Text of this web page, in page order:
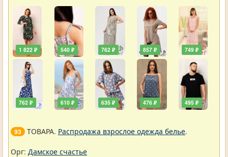
1 822 ₽
762 ₽
540 ₽
610 ₽
762 ₽
635 ₽
857 ₽
476 ₽
749 ₽
495 ₽
93 ТОВАРА. Распродажа взрослое одежда белье.
Орг: Дамское счастье